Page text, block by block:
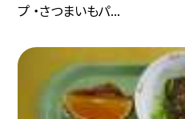
プ ・さつまいもパ...